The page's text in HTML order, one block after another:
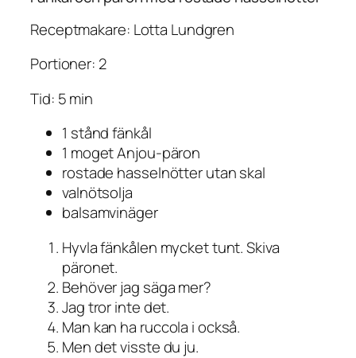
Receptmakare: Lotta Lundgren
Portioner: 2
Tid: 5 min
1 stånd fänkål
1 moget Anjou-päron
rostade hasselnötter utan skal
valnötsolja
balsamvinäger
Hyvla fänkålen mycket tunt. Skiva
päronet.
Behöver jag säga mer?
Jag tror inte det.
Man kan ha ruccola i också.
Men det visste du ju.